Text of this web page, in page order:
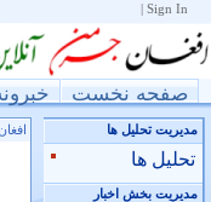
Sign In
صفحه نخست
مدیریت تحلیل ها
تحليل ها
مدیریت بخش اخبار